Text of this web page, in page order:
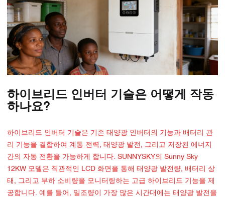
하이브리드 인버터 기술은 어떻게 작동
하나요?
하이브리드 인버터 기술은 기존 태양광 인버터의 기능과 배터리 관
리 기능을 결합하여 계통 전력, 태양광 발전, 그리고 저장된 에너지
간의 자동 전환을 가능하게 합니다. SUNNYSKY의 Sunny Sky
12KW 모델은 직관적인 LCD 화면을 통해 태양광 발전량, 배터리 상
태, 그리고 부하 소비량을 모니터링하는 고급 하이브리드 기능을 제
공합니다. 예를 들어, 일조량이 가장 많은 시간대에는 태양광 발전을